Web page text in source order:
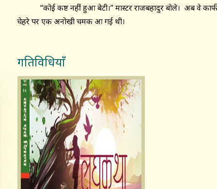
‘‘कोई कष्ट नहीं हुआ बेटी।’’ मास्टर राजबहादुर बोले। अब वे
चेहरे पर एक अनोखी चमक आ गई थी।
गतिविधियाँ